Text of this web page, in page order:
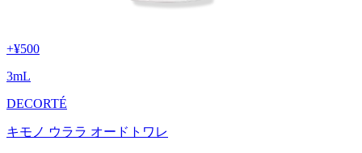
+¥500
3mL
DECORTÉ
キモノ ウララ オードトワレ